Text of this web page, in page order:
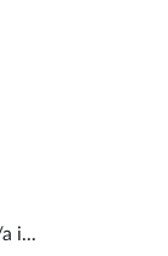
i...